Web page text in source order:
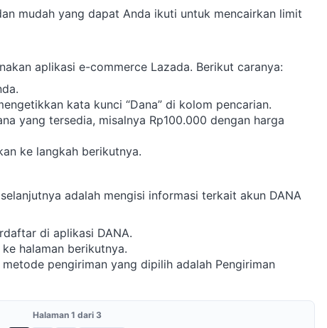
mudah yang dapat Anda ikuti untuk mencairkan limit
aplikasi e-commerce Lazada. Berikut caranya:
kata kunci “Dana” di kolom pencarian.
yang tersedia, misalnya Rp100.000 dengan harga
ke langkah berikutnya.
adalah mengisi informasi terkait akun DANA
di aplikasi DANA.
halaman berikutnya.
pengiriman yang dipilih adalah Pengiriman
Halaman 1 dari 3